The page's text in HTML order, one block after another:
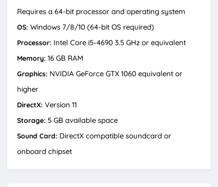
Requires a 64-bit processor and operating system
OS: Windows 7/8/10 (64-bit OS required)
Processor: Intel Core i5-4690 3.5 GHz or equivalent
Memory: 16 GB RAM
Graphics: NVIDIA GeForce GTX 1060 equivalent or
higher
DirectX: Version 11
Storage: 5 GB available space
Sound Card: DirectX compatible soundcard or
onboard chipset